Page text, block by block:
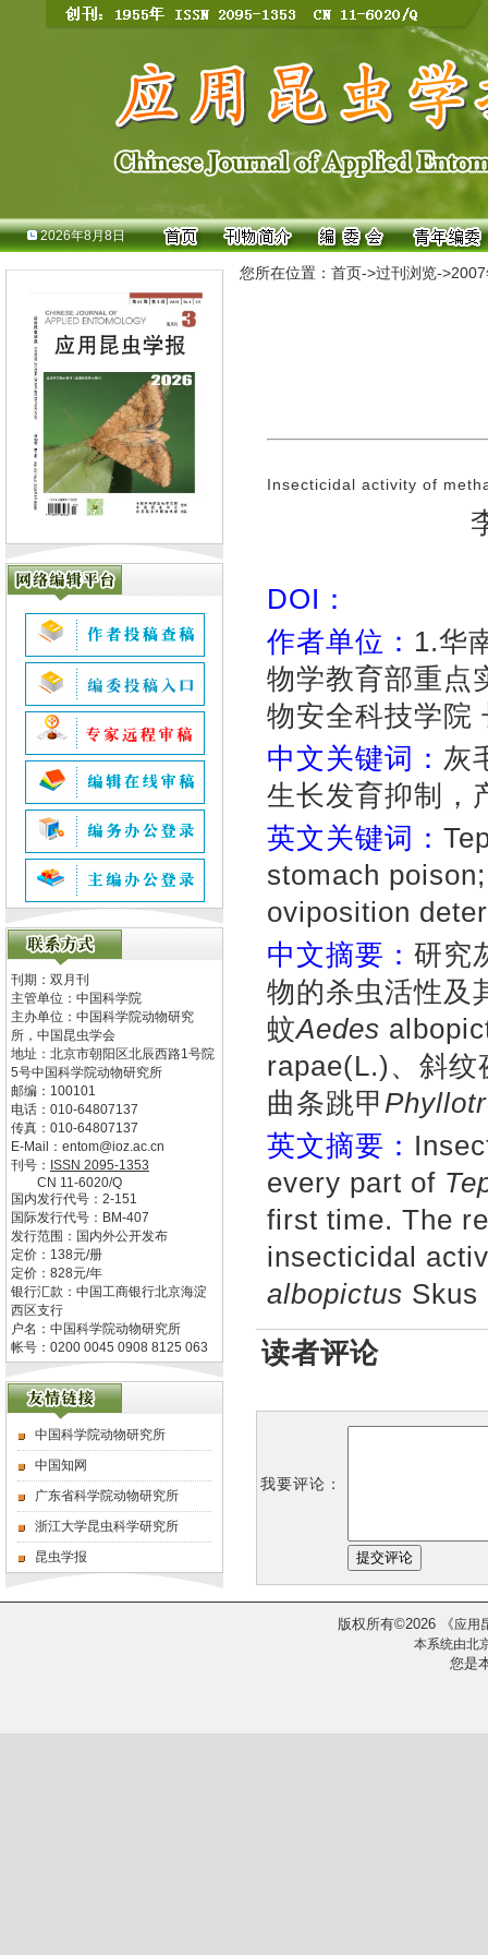
2026年8月8日
刊期：双月刊
主管单位： 中国科学院
主办单位： 中国科学院动物研究
所，中国昆虫学会
地址： 北京市朝阳区北辰西路1号院
5号中国科学院动物研究所
邮编： 100101
电话： 010-64807137
传真： 010-64807137
E-Mail： entom@ioz.ac.cn
刊号： ISSN 2095-1353
CN 11-6020/Q
国内发行代号： 2-151
国际发行代号： BM-407
发行范围：国内外公开发布
定价： 138元/册
定价： 828元/年
银行汇款：中国工商银行北京海淀
西区支行
户名：中国科学院动物研究所
帐号：0200 0045 0908 8125 063
中国科学院动物研究所
中国知网
广东省科学院动物研究所
浙江大学昆虫科学研究所
昆虫学报
您所在位置： 首页->过刊浏览->
Insecticidal activity of
DOI：
作者单位： 1.华
物学教育部重点
物安全科技学院
中文关键词： 灰
生长发育抑制，
英文关键词：
stomach
oviposition
中文摘要： 研究
物的杀虫活性及
蚊Aedes
rapae(L.)、斜纹
曲条跳甲
英文摘要：
every part of
first time. The
insecticidal
albopictus Skus
读者评论
我要评论：
版权所有©2026 《应用
本系统由北
您是